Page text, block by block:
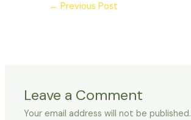
← Previous Post
Leave a Comment
Your email address will not be published.